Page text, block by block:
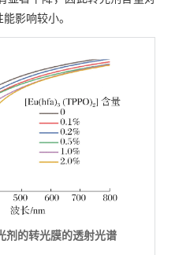
影响较小。
剂的转光膜的透射光谱